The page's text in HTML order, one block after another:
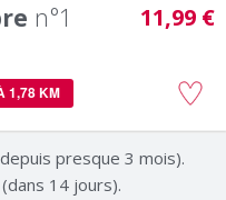
n°1 11,99 €
1,78 KM
presque 3 mois).
14 jours).